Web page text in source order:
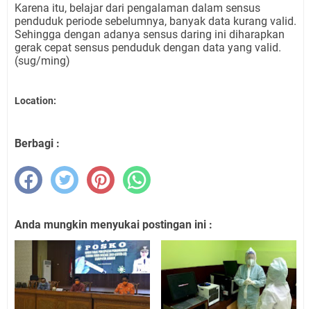
Karena itu, belajar dari pengalaman dalam sensus
penduduk periode sebelumnya, banyak data kurang valid.
Sehingga dengan adanya sensus daring ini diharapkan
gerak cepat sensus penduduk dengan data yang valid.
(sug/ming)
Location:
Berbagi :
Anda mungkin menyukai postingan ini :